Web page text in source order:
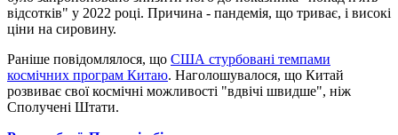
відсотків" у 2022 році. Причина - пандемія, що триває, і високі
ціни на сировину.
Раніше повідомлялося, що США стурбовані темпами
космічних програм Китаю. Наголошувалося, що Китай
розвиває свої космічні можливості "вдвічі швидше", ніж
Сполучені Штати.